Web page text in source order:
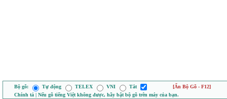
Bộ gõ: Tự động TELEX VNI Tắt
[Ẩn Bộ Gõ - F12]
Chính tả | Nếu gõ tiếng Việt không được, hãy bật bộ gõ trên máy của bạn.